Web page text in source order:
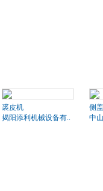
裘皮机
揭阳添利机械设备有..
侧
中